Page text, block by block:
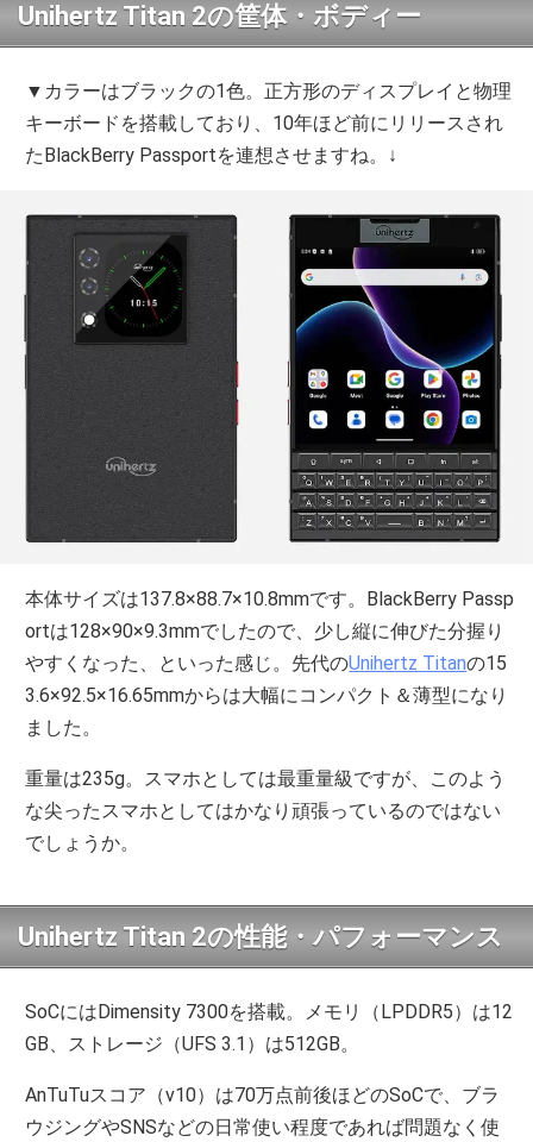
Unihertz Titan 2の筐体・ボディー
▼カラーはブラックの1色。正方形のディスプレイと物理
キーボードを搭載しており、10年ほど前にリリースされ
たBlackBerry Passportを連想させますね。↓
本体サイズは137.8×88.7×10.8mmです。BlackBerry Passp
ortは128×90×9.3mmでしたので、少し縦に伸びた分握り
やすくなった、といった感じ。先代のUnihertz Titanの15
3.6×92.5×16.65mmからは大幅にコンパクト＆薄型になり
ました。
重量は235g。スマホとしては最重量級ですが、このよう
な尖ったスマホとしてはかなり頑張っているのではない
でしょうか。
Unihertz Titan 2の性能・パフォーマンス
SoCにはDimensity 7300を搭載。メモリ（LPDDR5）は12
GB、ストレージ（UFS 3.1）は512GB。
AnTuTuスコア（v10）は70万点前後ほどのSoCで、ブラ
ウジングやSNSなどの日常使い程度であれば問題なく使